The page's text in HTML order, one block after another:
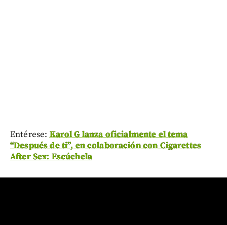
Entérese: Karol G lanza oficialmente el tema
“Después de ti”, en colaboración con Cigarettes
After Sex: Escúchela